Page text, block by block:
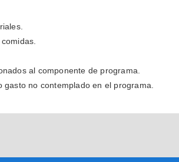
al componente de programa.
gasto no contemplado en el programa.